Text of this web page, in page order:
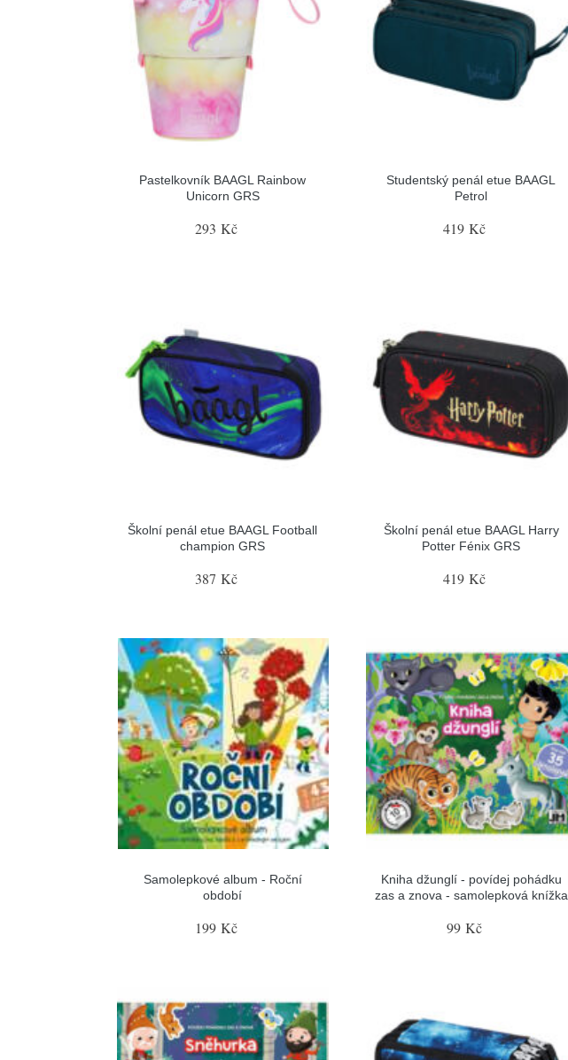
Pastelkovník BAAGL Rainbow
Unicorn GRS
293 Kč
Studentský penál etue BAAGL
Petrol
419 Kč
Školní penál etue BAAGL Football
champion GRS
387 Kč
Školní penál etue BAAGL Harry
Potter Fénix GRS
419 Kč
Samolepkové album - Roční
období
199 Kč
Kniha džunglí - povídej pohádku
zas a znova - samolepková knížka
99 Kč